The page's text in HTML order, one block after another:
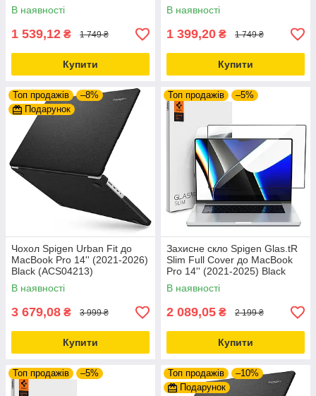
В наявності
1 539,12 ₴ 1 749 ₴
Купити
В наявності
1 399,20 ₴ 1 749 ₴
Купити
Топ продажів
–8%
Подарунок
Чохол Spigen Urban Fit до
MacBook Pro 14'' (2021-2026)
Black (ACS04213)
В наявності
3 679,08 ₴ 3 999 ₴
Купити
Топ продажів –5%
Захисне скло Spigen Glas.tR
Slim Full Cover до MacBook
Pro 14'' (2021-2025) Black
(AGL04234)
В наявності
2 089,05 ₴ 2 199 ₴
Купити
Топ продажів –5% Топ продажів
–10%
Подарунок